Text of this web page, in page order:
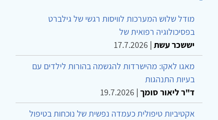
מודל שלוש המערכות לוויסות רגשי של גילברט
בפסיכולוגיה רפואית של
יששכר עשת |
17.7.2026
מאגו לאקו: מהישרדות להגשמה בהורות לילדים עם
בעיות התנהגות
ד"ר ליאור סומך |
19.7.2026
אקטיביות טיפולית כעמדה נפשית של נוכחות בטיפול